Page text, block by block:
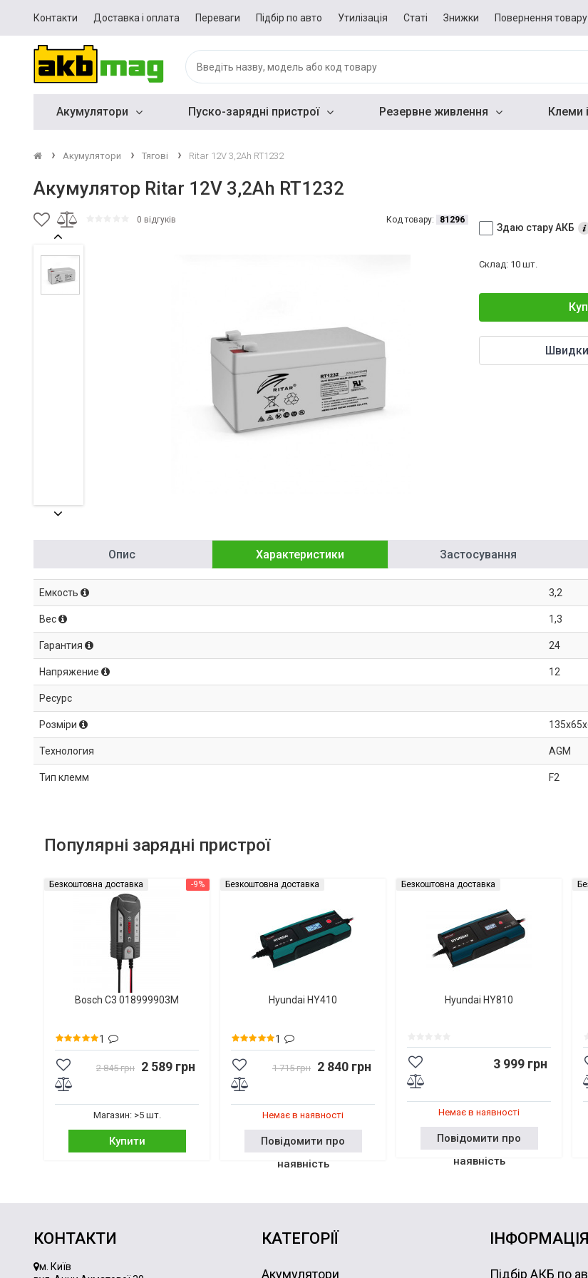
Контакти Доставка і оплата Переваги Підбір по авто Утилізація Статі Знижки Повернення товару
Акумулятори Пуско-зарядні пристрої Резервне живлення Клеми
Акумулятори Тягові Ritar 12V 3,2Ah RT1232
Акумулятор Ritar 12V 3,2Ah RT1232
0 відгуків Код товару: 81296
Здаю стару АКБ
Склад: 10 шт.
Опис Характеристики Застосування
Емкость 3,2
Вес 1,3
Гарантия 24
Напряжение 12
Ресурс
Розміри
Технология AGM
Тип клемм F2
Популярні зарядні пристрої
-9%
Безкоштовна доставка
Bosch C3 018999903M
1
2 845 грн 2 589 грн
Магазин: >5 шт.
Купити
Безкоштовна доставка
Hyundai HY410
1
1 715 грн 2 840 грн
Немає в наявності
Повідомити про
наявність
Безкоштовна доставка
Hyundai HY810
3 999 грн
Немає в наявності
Повідомити про
наявність
КОНТАКТИ
м. Київ
КАТЕГОРІЇ
Акумулятори
ІНФОРМАЦІЯ
Підбір АКБ по